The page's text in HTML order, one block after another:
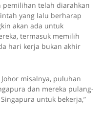
pemilihan telah diarahkan
yang lalu berharap
akan ada untuk
termasuk memilih
hari kerja bukan akhir
misalnya, puluhan
dan mereka pulang-
untuk bekerja,”